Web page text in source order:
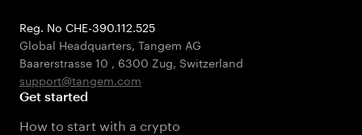
Reg. No CHE-390.112.525
Global Headquarters, Tangem AG
Baarerstrasse 10 , 6300 Zug, Switzerland
support@tangem.com
Get started
How to start with a crypto